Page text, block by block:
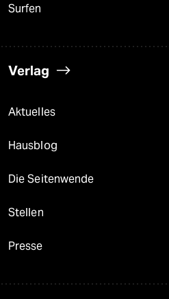
Surfen
Verlag
Aktuelles
Hausblog
Die Seitenwende
Stellen
Presse